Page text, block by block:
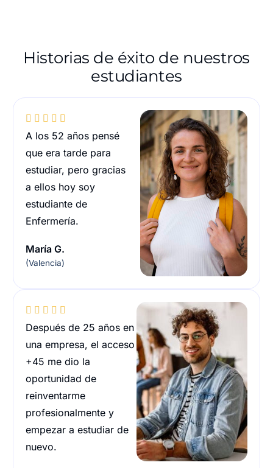
Historias de éxito de nuestros
estudiantes
    
A los 52 años pensé
que era tarde para
estudiar, pero gracias
a ellos hoy soy
estudiante de
Enfermería.
María G.
(Valencia)
    
Después de 25 años en
una empresa, el acceso
+45 me dio la
oportunidad de
reinventarme
profesionalmente y
empezar a estudiar de
nuevo.